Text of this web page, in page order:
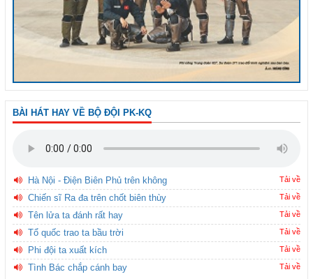
BÀI HÁT HAY VỀ BỘ ĐỘI PK-KQ
Hà Nội - Điện Biên Phủ trên không Tải về
Chiến sĩ Ra đa trên chốt biên thùy Tải về
Tên lửa ta đánh rất hay Tải về
Tổ quốc trao ta bầu trời Tải về
Phi đội ta xuất kích Tải về
Tình Bác chắp cánh bay Tải về